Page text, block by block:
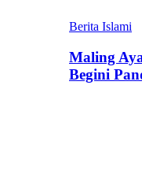
Berita Islami
Maling
Begini